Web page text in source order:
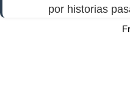
por historias